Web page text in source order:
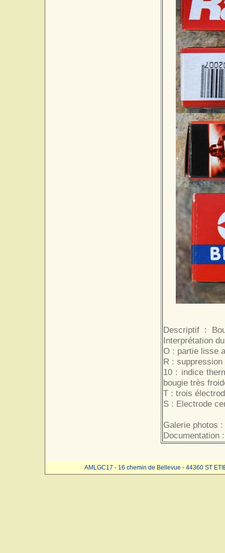
Descriptif :
Interprétation
O : partie lisse
R :
10 : indice
bougie très
T : trois
S : Electrode
Galerie photos :
Documentation :
AMLGC17 - 16 chemin de Bellevue - 44360 ST